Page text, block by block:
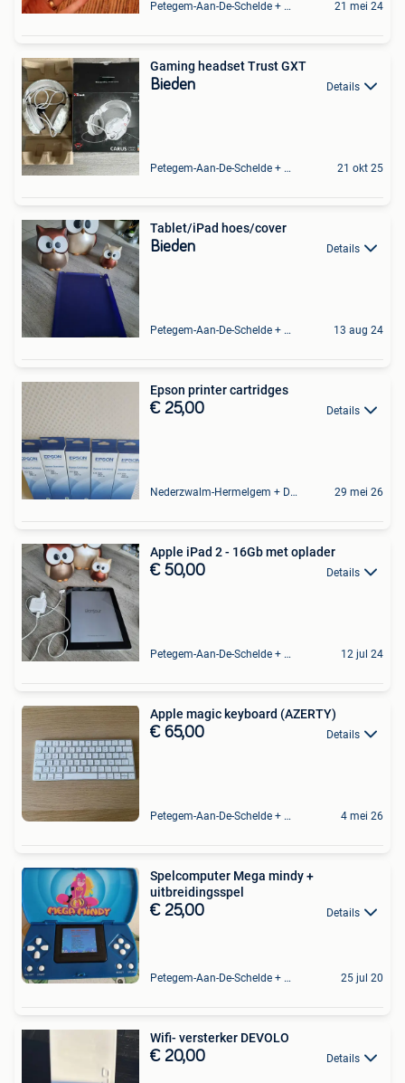
Petegem-Aan-De-Schelde + Deel Van Oudenaarde 21 mei 24
Gaming headset Trust GXT
Bieden Details
Petegem-Aan-De-Schelde + Deel Van Oudenaarde 21 okt 25
Tablet/iPad hoes/cover
Bieden Details
Petegem-Aan-De-Schelde + Deel Van Oudenaarde 13 aug 24
Epson printer cartridges
€ 25,00 Details
Nederzwalm-Hermelgem + Deel Oudenaarde En Zingem 29 mei 26
Apple iPad 2 - 16Gb met oplader
€ 50,00 Details
Petegem-Aan-De-Schelde + Deel Van Oudenaarde 12 jul 24
Apple magic keyboard (AZERTY)
€ 65,00 Details
Petegem-Aan-De-Schelde + Deel Van Oudenaarde 4 mei 26
Spelcomputer Mega mindy +
uitbreidingsspel
€ 25,00 Details
Petegem-Aan-De-Schelde + Deel Van Oudenaarde 25 jul 20
Wifi- versterker DEVOLO
€ 20,00 Details